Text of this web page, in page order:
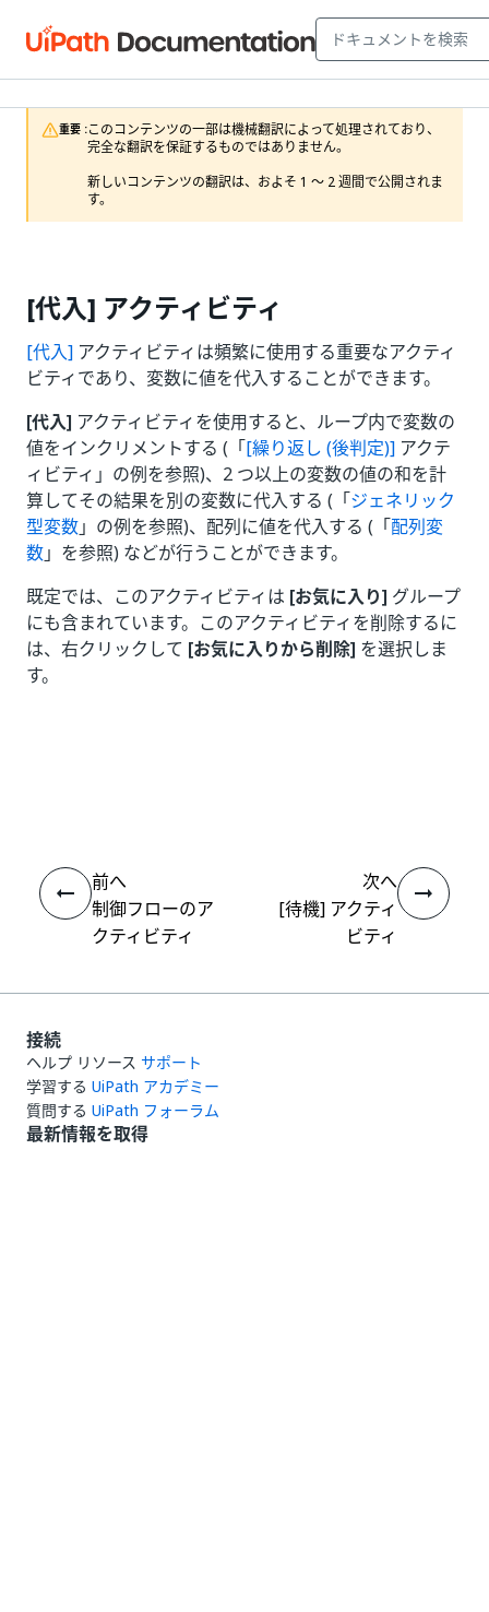
重要 :このコンテンツの一部は機械翻訳によって処理されており、
完全な翻訳を保証するものではありません。
新しいコンテンツの翻訳は、およそ 1 ～ 2 週間で公開されま
す。
[代入] アクティビティ
[代入] アクティビティは頻繁に使用する重要なアクティ
ビティであり、変数に値を代入することができます。
[代入] アクティビティを使用すると、ループ内で変数の
値をインクリメントする (「[繰り返し (後判定)] アクテ
ィビティ」の例を参照)、2 つ以上の変数の値の和を計
算してその結果を別の変数に代入する (「ジェネリック
型変数」の例を参照)、配列に値を代入する (「配列変
数」を参照) などが行うことができます。
既定では、このアクティビティは [お気に入り] グループ
にも含まれています。このアクティビティを削除するに
は、右クリックして [お気に入りから削除] を選択しま
す。
前へ
制御フローのア
クティビティ
次へ
[待機] アクティ
ビティ
接続
ヘルプ リソース サポート
学習する UiPath アカデミー
質問する UiPath フォーラム
最新情報を取得